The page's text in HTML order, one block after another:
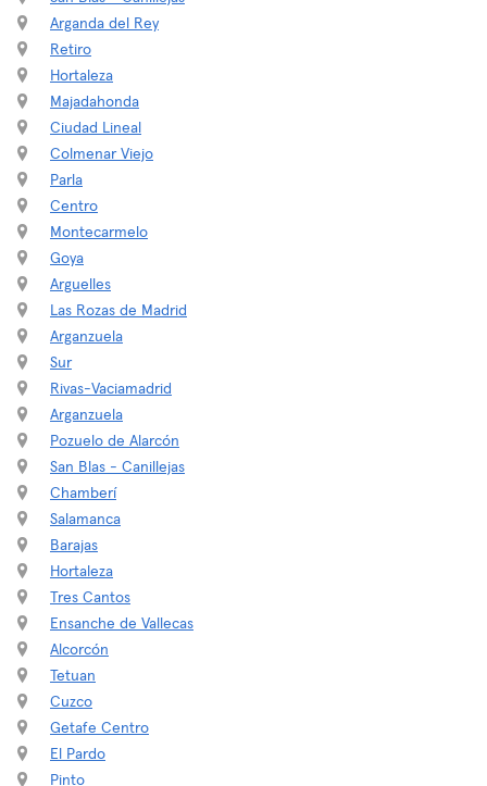
Arganda del Rey
Retiro
Hortaleza
Majadahonda
Ciudad Lineal
Colmenar Viejo
Parla
Centro
Montecarmelo
Goya
Arguelles
Las Rozas de Madrid
Arganzuela
Sur
Rivas-Vaciamadrid
Arganzuela
Pozuelo de Alarcón
San Blas - Canillejas
Chamberí
Salamanca
Barajas
Hortaleza
Tres Cantos
Ensanche de Vallecas
Alcorcón
Tetuan
Cuzco
Getafe Centro
El Pardo
Pinto